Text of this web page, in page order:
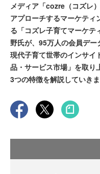
メディア「cozre（コズレ
アプローチするマーケティ
る「コズレ子育てマーケテ
野氏が、95万人の会員デー
現代子育て世帯のインサイ
品・サービス市場」を取り
3つの特徴を解説していきま